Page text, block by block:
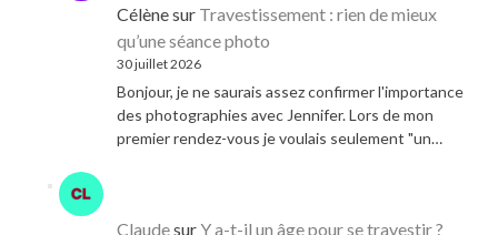
Célènesur Travestissement : rien de mieux
qu’une séance photo
30 juillet 2026
Bonjour, je ne saurais assez confirmer l'importance
des photographies avec Jennifer. Lors de mon
premier rendez-vous je voulais seulement "un…
ClaudesurY a-t-il un âge pour se travestir ?